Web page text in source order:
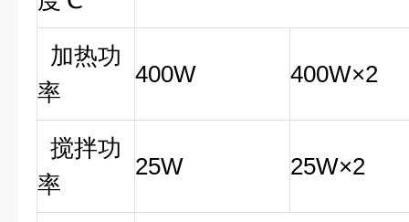
加热功
率
400W 400W×2
搅拌功
率
25W 25W×2